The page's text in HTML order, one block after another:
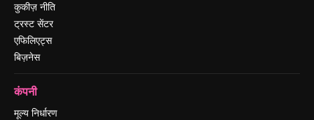
कुकीज़ नीति
ट्रस्ट सेंटर
एफिलिएट्स
बिज़नेस
कंपनी
मूल्य निर्धारण